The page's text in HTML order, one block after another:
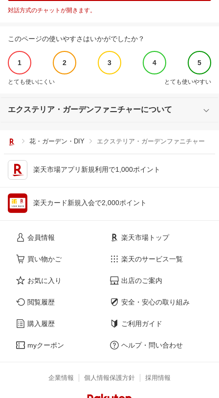
対話方式のチャットが開きます。
このページの使いやすさはいかがでしたか？
1 2 3 4 5
とても使いにくい とても使いやすい
エクステリア・ガーデンファニチャーについて
花・ガーデン・DIY エクステリア・ガーデンファニチャー
楽天市場アプリ新規利用で1,000ポイント
楽天カード新規入会で2,000ポイント
会員情報
買い物かご
お気に入り
閲覧履歴
購入履歴
myクーポン
楽天市場トップ
楽天のサービス一覧
出店のご案内
安全・安心の取り組み
ご利用ガイド
ヘルプ・問い合わせ
企業情報 個人情報保護方針 採用情報